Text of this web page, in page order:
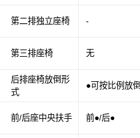
第二排独立座椅
第三排座椅
后排座椅放倒形
式
前/后座中央扶手
-
无
●可按比例放倒
前●/后●